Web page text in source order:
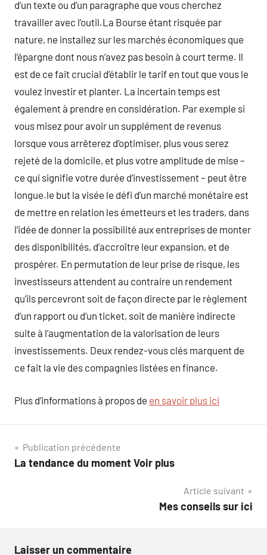
d’un texte ou d’un paragraphe que vous cherchez
travailler avec l’outil.La Bourse étant risquée par
nature, ne installez sur les marchés économiques que
l’épargne dont nous n’avez pas besoin à court terme. Il
est de ce fait crucial d’établir le tarif en tout que vous le
voulez investir et planter. La incertain temps est
également à prendre en considération. Par exemple si
vous misez pour avoir un supplément de revenus
lorsque vous arrêterez d’optimiser, plus vous serez
rejeté de la domicile, et plus votre amplitude de mise –
ce qui signifie votre durée d’investissement – peut être
longue.le but la visée le défi d’un marché monétaire est
de mettre en relation les émetteurs et les traders, dans
l’idée de donner la possibilité aux entreprises de monter
des disponibilités, d’accroître leur expansion, et de
prospérer. En permutation de leur prise de risque, les
investisseurs attendent au contraire un rendement
qu’ils percevront soit de façon directe par le règlement
d’un rapport ou d’un ticket, soit de manière indirecte
suite à l’augmentation de la valorisation de leurs
investissements. Deux rendez-vous clés marquent de
ce fait la vie des compagnies listées en finance.
Plus d’informations à propos de en savoir plus ici
Navigation
de
Publication précédente
La tendance du moment Voir plus
Article suivant
Mes conseils sur ici
Laisser un commentaire